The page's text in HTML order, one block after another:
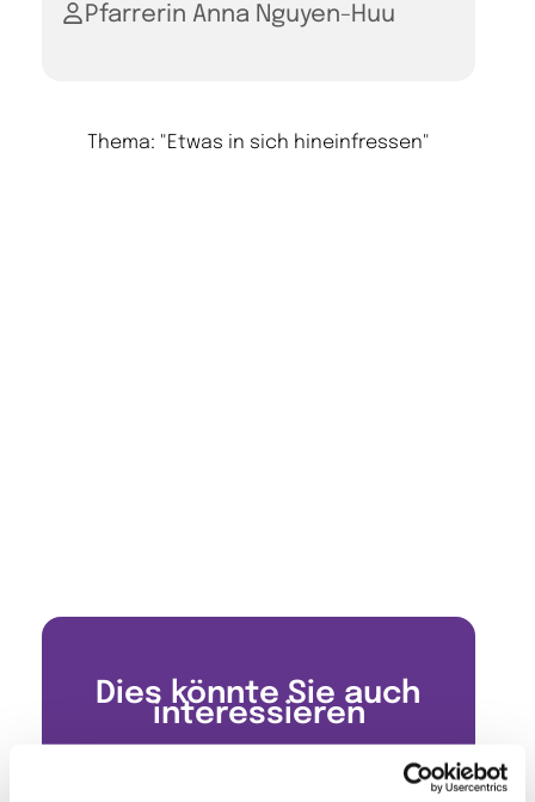
Pfarrerin Anna Nguyen-Huu
Thema: "Etwas in sich hineinfressen"
Dies könnte Sie auch
interessieren